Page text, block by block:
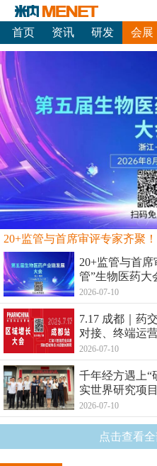
首页 资讯 研发 会展
20+监管与首
管”生物医药大
2026-07-10
7.17 成都｜药
对接、终端运
2026-07-10
千年经方遇上
实世界研究项
2026-07-10
点击查看